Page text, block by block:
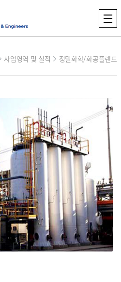
사업영역 및 실적 정밀화학/화공플랜트